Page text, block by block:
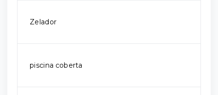
Zelador
piscina coberta